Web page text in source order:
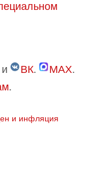
и ВК. MAX.
.
и инфляция